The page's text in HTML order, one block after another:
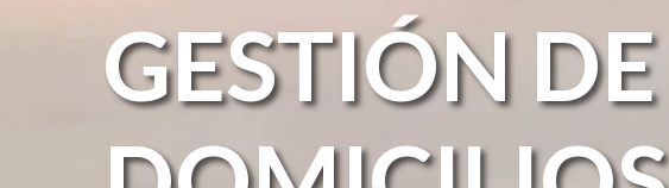
GESTIÓN DE